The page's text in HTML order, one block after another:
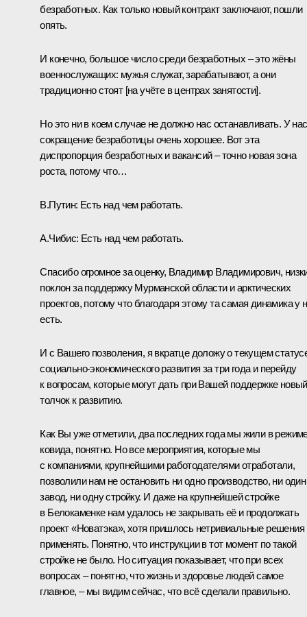
безработных. Как только новый контракт заключают, пошли
опять.
И конечно, большое число среди безработных – это жёны
военнослужащих: мужья служат, зарабатывают, а они
традиционно стоят [на учёте в центрах занятости].
Но это ни в коем случае не должно нас останавливать. У нас
сокращение безработицы очень хорошее. Вот эта
диспропорция безработных и вакансий – точно новая зона
роста, потому что…
В.Путин: Есть над чем работать.
А.Чибис: Есть над чем работать.
Спасибо огромное за оценку, Владимир Владимирович,
поклон за поддержку Мурманской области и арктических
проектов, потому что благодаря этому та самая динамика у
есть.
И с Вашего позволения, я вкратце доложу о текущем
социально-экономического развития за три года и перейду
к вопросам, которые могут дать при Вашей поддержке новый
толчок к развитию.
Как Вы уже отметили, два последних года мы жили в
ковида, понятно. Но все мероприятия, которые мы
с компаниями, крупнейшими работодателями отработали,
позволили нам не остановить ни одно производство, ни один
завод, ни одну стройку. И даже на крупнейшей стройке
в Белокаменке нам удалось не закрывать её и продолжать
проект «Новатэка», хотя пришлось нетривиальные решения
применять. Понятно, что инструкции в тот момент по такой
стройке не было. Но ситуация показывает, что при всех
вопросах – понятно, что жизнь и здоровье людей самое
главное, – мы видим сейчас, что всё сделали правильно.